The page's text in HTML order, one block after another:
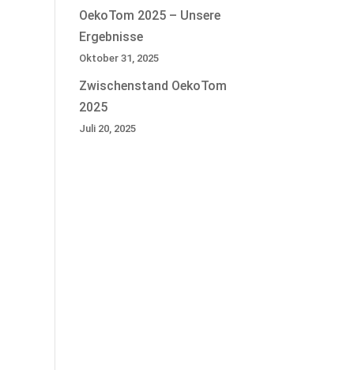
OekoTom 2025 – Unsere
Ergebnisse
Oktober 31, 2025
Zwischenstand OekoTom
2025
Juli 20, 2025